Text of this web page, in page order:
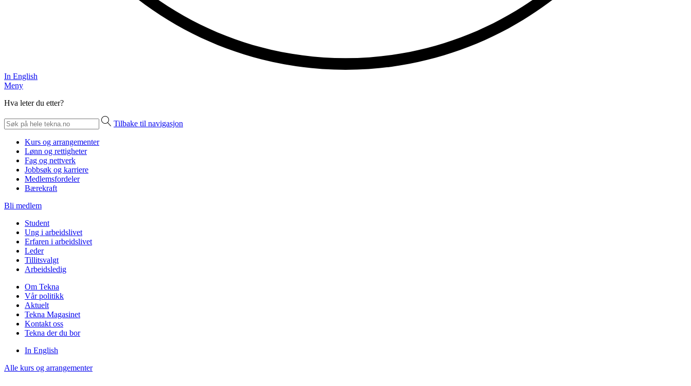
In English
Meny
Hva leter du etter?
Tilbake til navigasjon
Kurs og arrangementer
Lønn og rettigheter
Fag og nettverk
Jobbsøk og karriere
Medlemsfordeler
Bærekraft
Bli medlem
Student
Ung i arbeidslivet
Erfaren i arbeidslivet
Leder
Tillitsvalgt
Arbeidsledig
Om Tekna
Vår politikk
Aktuelt
Tekna Magasinet
Kontakt oss
Tekna der du bor
In English
Alle kurs og arrangementer